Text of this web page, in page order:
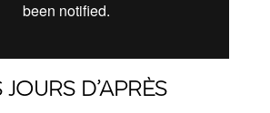
JOURS D’APRÈS